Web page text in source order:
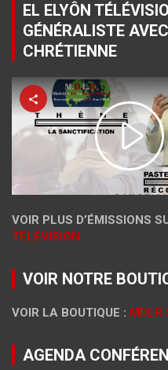
EL ELYÔN
GÉNÉRALISTE
CHRÉTIENNE
VOIR PLUS D’ÉMISSIONS
TÉLÉVISION
VOIR NOTRE
VOIR LA BOUTIQUE : MDLR
AGENDA